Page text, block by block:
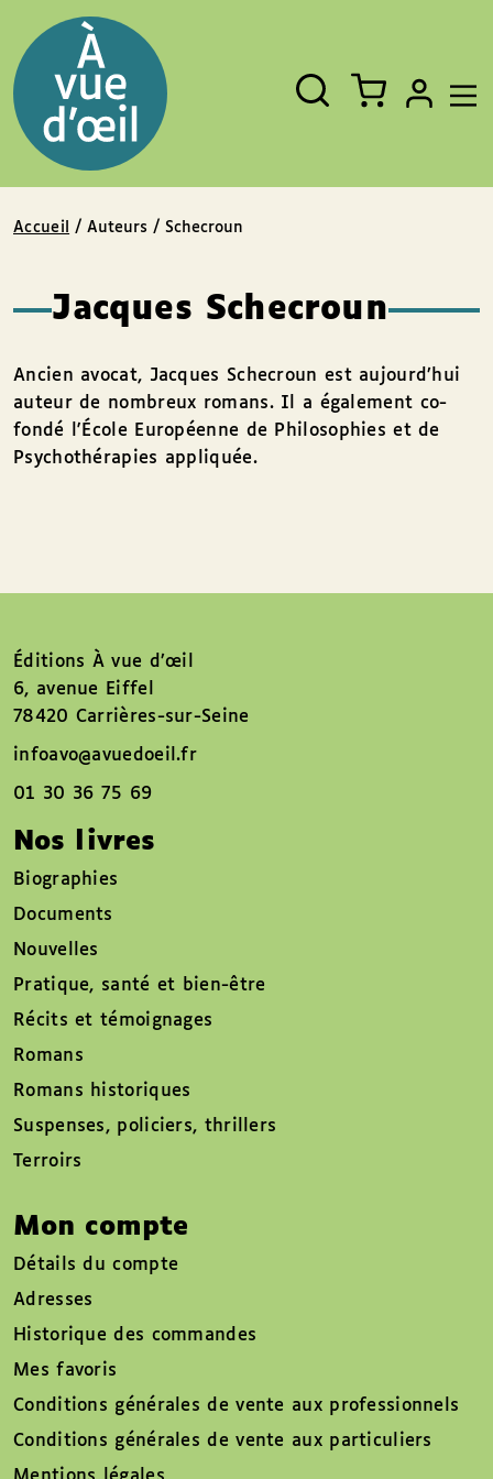
Fermer
Rechercher
un
livre,
un
auteur,
un
EAN
Accueil / Auteurs / Schecroun
Jacques Schecroun
Ancien avocat, Jacques Schecroun est aujourd’hui
auteur de nombreux romans. Il a également co-
fondé l'École Européenne de Philosophies et de
Psychothérapies appliquée.
Éditions À vue d’œil
6, avenue Eiffel
78420 Carrières-sur-Seine
infoavo@avuedoeil.fr
01 30 36 75 69
Nos livres
Biographies
Documents
Nouvelles
Pratique, santé et bien-être
Récits et témoignages
Romans
Romans historiques
Suspenses, policiers, thrillers
Terroirs
Mon compte
Détails du compte
Adresses
Historique des commandes
Mes favoris
Conditions générales de vente aux professionnels
Conditions générales de vente aux particuliers